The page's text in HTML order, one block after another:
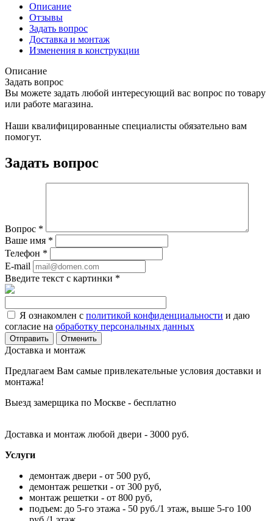
Описание
Отзывы
Задать вопрос
Доставка и монтаж
Изменения в конструкции
Описание
Задать вопрос
Вы можете задать любой интересующий вас вопрос по товару
или работе магазина.
Наши квалифицированные специалисты обязательно вам
помогут.
Задать вопрос
Вопрос *
Ваше имя *
Телефон *
E-mail
Введите текст с картинки *
Я ознакомлен с политикой конфиденциальности и даю
согласие на обработку персональных данных
Отменить
Доставка и монтаж
Предлагаем Вам самые привлекательные условия доставки и
монтажа!
Выезд замерщика по Москве - бесплатно
Доставка и монтаж любой двери - 3000 руб.
Услуги
демонтаж двери - от 500 руб,
демонтаж решетки - от 300 руб,
монтаж решетки - от 800 руб,
подъем: до 5-го этажа - 50 руб./1 этаж, выше 5-го 100